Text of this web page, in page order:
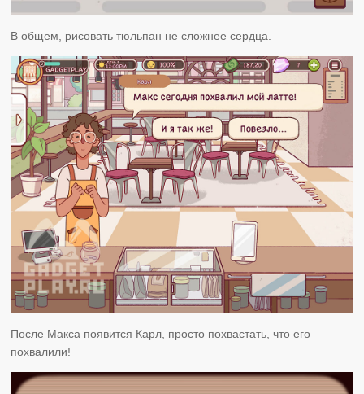
В общем, рисовать тюльпан не сложнее сердца.
После Макса появится Карл, просто похвастать, что его
похвалили!